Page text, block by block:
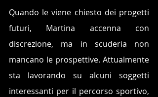
Quando le viene chiesto dei progetti
futuri, Martina accenna con
discrezione, ma in scuderia non
mancano le prospettive. Attualmente
sta lavorando su alcuni soggetti
interessanti per il percorso sportivo,